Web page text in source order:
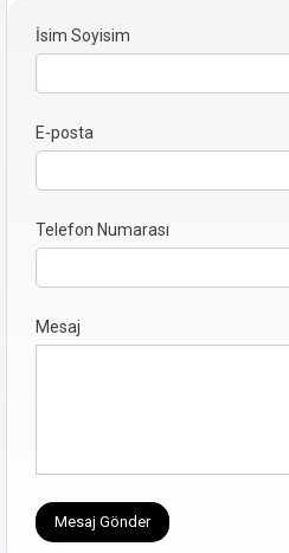
İsim Soyisim
E-posta
Telefon Numarası
Mesaj